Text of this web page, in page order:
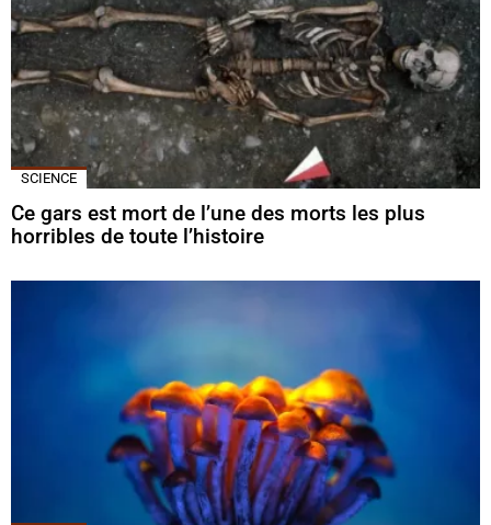
SCIENCE
Ce gars est mort de l’une des morts les plus
horribles de toute l’histoire